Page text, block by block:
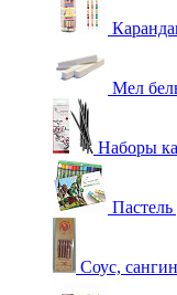
Мел
Наборы
Соус,